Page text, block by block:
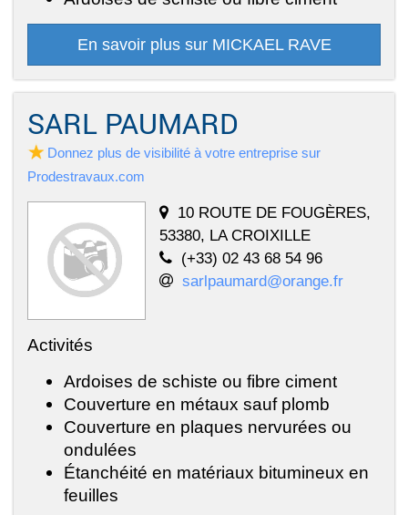
En savoir plus sur MICKAEL RAVE
SARL PAUMARD
Donnez plus de visibilité à votre entreprise sur
Prodestravaux.com
10 ROUTE DE FOUGÈRES,
53380, LA CROIXILLE
(+33) 02 43 68 54 96
sarlpaumard@orange.fr
Activités
Ardoises de schiste ou fibre ciment
Couverture en métaux sauf plomb
Couverture en plaques nervurées ou
ondulées
Étanchéité en matériaux bitumineux en
feuilles